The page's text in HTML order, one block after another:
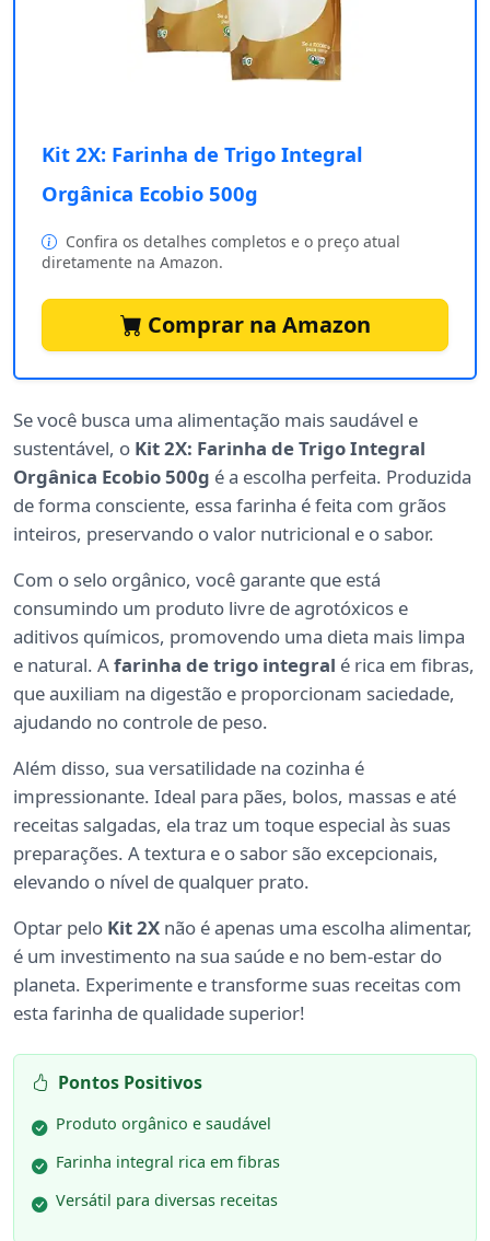
Kit 2X: Farinha de Trigo Integral
Orgânica Ecobio 500g
Confira os detalhes completos e o preço atual
diretamente na Amazon.
Comprar na Amazon
Se você busca uma alimentação mais saudável e
sustentável, o Kit 2X: Farinha de Trigo Integral
Orgânica Ecobio 500g é a escolha perfeita. Produzida
de forma consciente, essa farinha é feita com grãos
inteiros, preservando o valor nutricional e o sabor.
Com o selo orgânico, você garante que está
consumindo um produto livre de agrotóxicos e
aditivos químicos, promovendo uma dieta mais limpa
e natural. Afarinha de trigo integral é rica em fibras,
que auxiliam na digestão e proporcionam saciedade,
ajudando no controle de peso.
Além disso, sua versatilidade na cozinha é
impressionante. Ideal para pães, bolos, massas e até
receitas salgadas, ela traz um toque especial às suas
preparações. A textura e o sabor são excepcionais,
elevando o nível de qualquer prato.
Optar pelo Kit 2X não é apenas uma escolha alimentar,
é um investimento na sua saúde e no bem-estar do
planeta. Experimente e transforme suas receitas com
esta farinha de qualidade superior!
Pontos Positivos
Produto orgânico e saudável
Farinha integral rica em fibras
Versátil para diversas receitas